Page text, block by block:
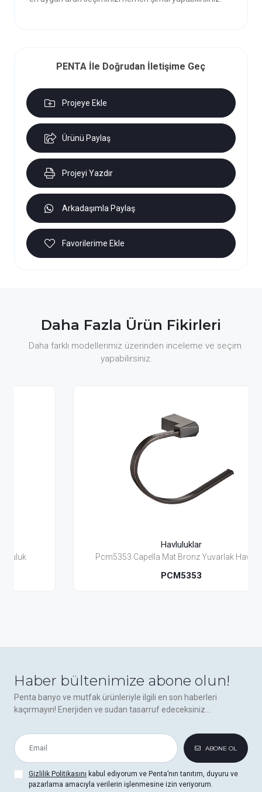
PENTA İle Doğrudan İletişime Geç
Projeye Ekle
Ürünü Paylaş
Projeyi Yazdır
Arkadaşımla Paylaş
Favorilerime Ekle
Daha Fazla Ürün Fikirleri
Daha farklı modellerimiz üzerinden inceleme ve seçim
yapabilirsiniz.
Pcm5353 Capella Mat Bronz Yuvarlak Havluluk
Haber bültenimize abone olun!
Penta banyo ve mutfak ürünleriyle ilgili en son haberleri
kaçırmayın! Enerjiden ve sudan tasarruf edeceksiniz...
ABONE OL
Gizlilik Politikasını kabul ediyorum ve Penta’nın tanıtım, duyuru ve
pazarlama amacıyla verilerin işlenmesine izin veriyorum.